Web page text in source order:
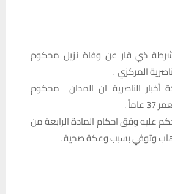
ذي قار عن وفاة نزيل محكوم
المركزي .
أخبار الناصرية ان المدان محكوم
.
عليه وفق احكام المادة الرابعة من
وتوفي بسبب وعكة صحية .